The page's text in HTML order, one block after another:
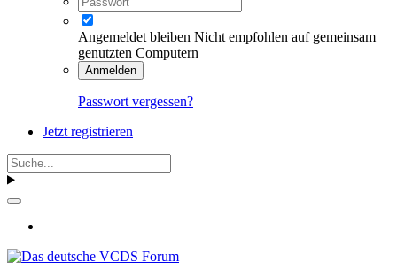
Angemeldet bleiben Nicht empfohlen auf gemeinsam
genutzten Computern
Anmelden
Passwort vergessen?
Jetzt registrieren